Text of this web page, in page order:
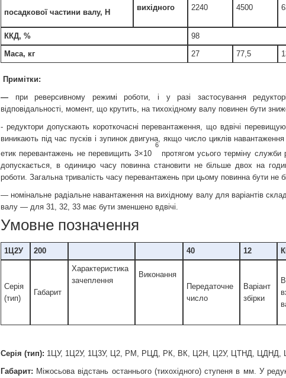
посадкової частини валу, Н
вихідного 2240 4500
ККД, %
98
Маса, кг
27 77,5
Примітки:
— при реверсивному режимі роботи, і у разі застосування
відповідальності, момент, що крутить, на тихохідному валу повинен бути
- редуктори допускають короткочасні перевантаження, що вдвічі
виникають під час пусків і зупинок двигуна, якщо число циклів
етик перевантажень не перевищить 3×10
6
протягом усього терміну
допускається, в одиницю часу повинна становити не більше двох на
роботи. Загальна тривалість часу перевантажень при цьому повинна бути не
— номінальне радіальне навантаження на вихідному валу для варіантів
валу — для 31, 32, 33 має бути зменшено вдвічі.
Умовне позначення
1Ц2У 200 40 12
Серія
(тип)
Габарит
Характеристика
зачеплення
Виконання
Передаточне
число
Варіант
збірки
Серія (тип): 1ЦУ, 1Ц2У, 1Ц3У, Ц2, РМ, РЦД, РК, ВК, Ц2Н, Ц2У, ЦТНД, ЦДНД,
Габарит: Міжосьова відстань останнього (тихохідного) ступеня в мм. У